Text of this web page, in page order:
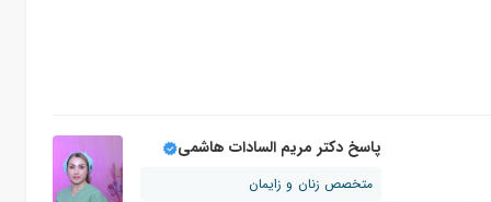
پاسخ دکتر مریم السادات هاشمی
متخصص زنان و زایمان